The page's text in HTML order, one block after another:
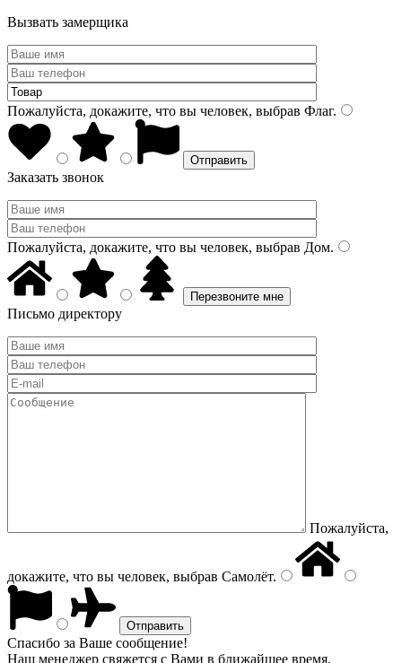
Вызвать замерщика
Пожалуйста, докажите, что вы человек, выбрав Флаг.
Заказать звонок
Пожалуйста, докажите, что вы человек, выбрав Дом.
Письмо директору
Пожалуйста,
докажите, что вы человек, выбрав Самолёт.
Спасибо за Ваше сообщение!
Наш менеджер свяжется с Вами в ближайшее время.